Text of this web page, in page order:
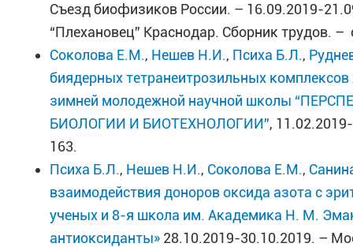
Съезд биофизиков России. – 16.09.2019-
“Плехановец” Краснодар. Сборник трудов.
Соколова Е.М., Нешев Н.И., Психа Б.Л.,
биядерных тетранеитрозильных
зимней молодежной научной школы
БИОЛОГИИ И БИОТЕХНОЛОГИИ”,
163.
Психа Б.Л., Нешев Н.И., Соколова Е.М.,
взаимодействия доноров оксида азота с
ученых и 8-я школа им. Академика Н. М.
антиоксиданты» 28.10.2019-30.10.2019. –